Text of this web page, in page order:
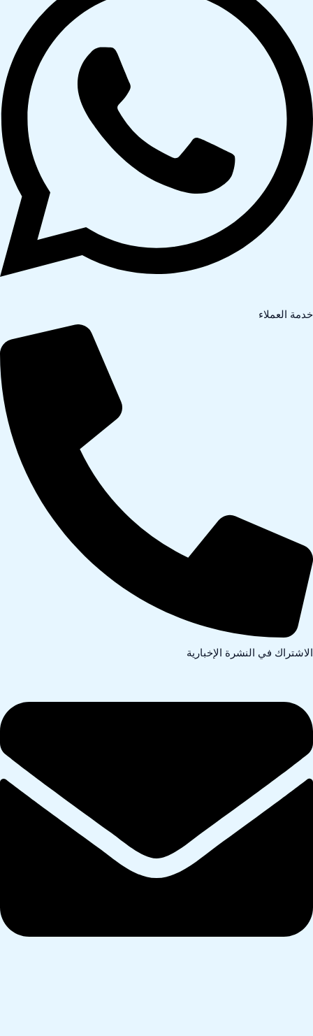
العملاء
في النشرة الإخبارية